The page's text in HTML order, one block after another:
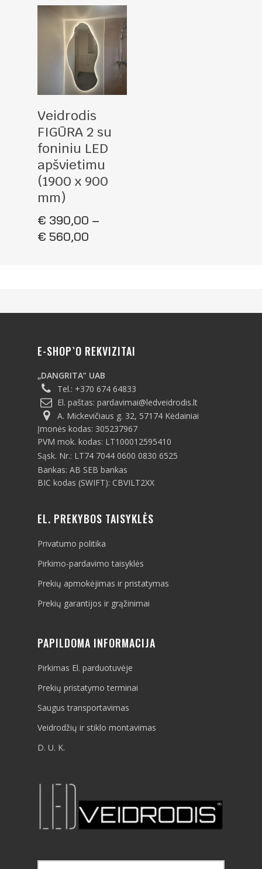
€ 310,00
through
€ 450,00
Veidrodis
FIGŪRA 2 su
foniniu LED
apšvietimu
(1900 x 900
mm)
€ 390,00 –
€ 560,00
E-SHOP`O REKVIZITAI
„DANGRITA“ UAB
Tel.: +370 674 64833
El. paštas: pardavimai@ledveidrodis.lt
A. Mickevičiaus g. 32, 57174 Kėdainiai
Įmonės kodas: 305237967
PVM mok. kodas: LT100012595410
Sąsk. Nr.: LT74 7044 0600 0830 6525
Bankas: AB SEB bankas
BIC kodas (SWIFT): CBVILT2XX
EL. PREKYBOS TAISYKLĖS
Privatumo politika
Pirkimo-pardavimo taisyklės
Prekių apmokėjimas ir pristatymas
Prekių garantijos ir grąžinimai
PAPILDOMA INFORMACIJA
Pirkimas El. parduotuvėje
Prekių pristatymo terminai
Saugus transportavimas
Veidrodžių ir stiklo montavimas
D. U. K.